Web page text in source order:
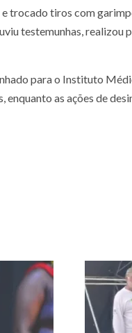
trocado tiros com
testemunhas,
para o Instituto
enquanto as ações de